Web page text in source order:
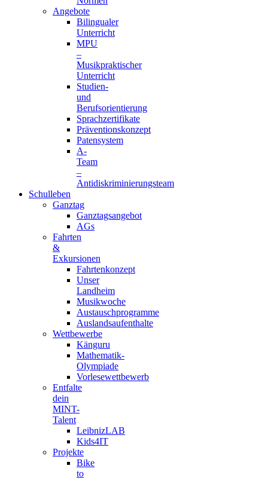
Angebote
Bilingualer
Unterricht
MPU
–
Musikpraktischer
Unterricht
Studien-
und
Berufsorientierung
Sprachzertifikate
Präventionskonzept
Patensystem
A-
Team
–
Antidiskriminierungsteam
Schulleben
Ganztag
Ganztagsangebot
AGs
Fahrten
&
Exkursionen
Fahrtenkonzept
Unser
Landheim
Musikwoche
Austauschprogramme
Auslandsaufenthalte
Wettbewerbe
Känguru
Mathematik-
Olympiade
Vorlesewettbewerb
Entfalte
dein
MINT-
Talent
LeibnizLAB
Kids4IT
Projekte
Bike
to